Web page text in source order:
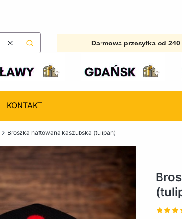
WyczyśćSzukaj Darmowa przesyłka od 240
KONTAKT
Broszka haftowana kaszubska (tulipan)